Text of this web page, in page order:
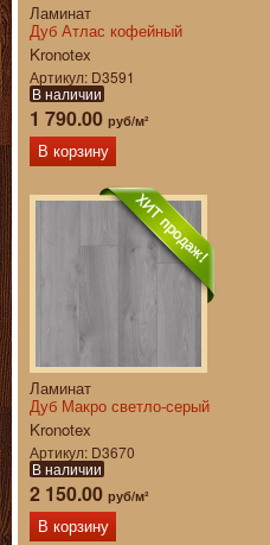
Ламинат
Дуб Атлас кофейный
Kronotex
Артикул D3591
В наличии
1 790.00 руб/м²
В корзину
Ламинат
Дуб Макро светло-серый
Kronotex
Артикул D3670
В наличии
2 150.00 руб/м²
В корзину